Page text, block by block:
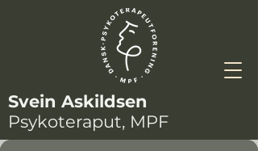
Svein Askildsen
Psykoteraput, MPF